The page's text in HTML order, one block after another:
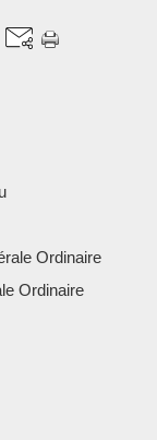
Ordinaire